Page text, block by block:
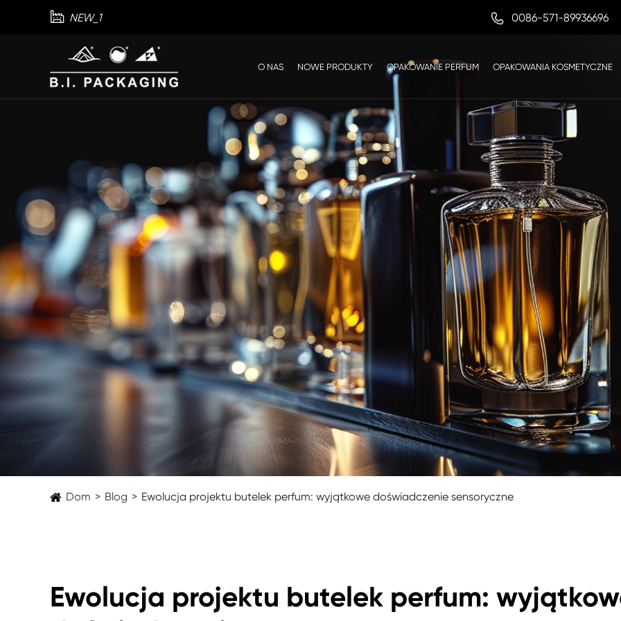
 NEW_1  0086-571-89936696
O NAS NOWE PRODUKTY OPAKOWANIE PERFUM OPAKOWANIA KOSMETYCZNE
Dom Blog Ewolucja projektu butelek perfum: wyjątkowe doświadczenie sensoryczne
Ewolucja projektu butelek perfum: